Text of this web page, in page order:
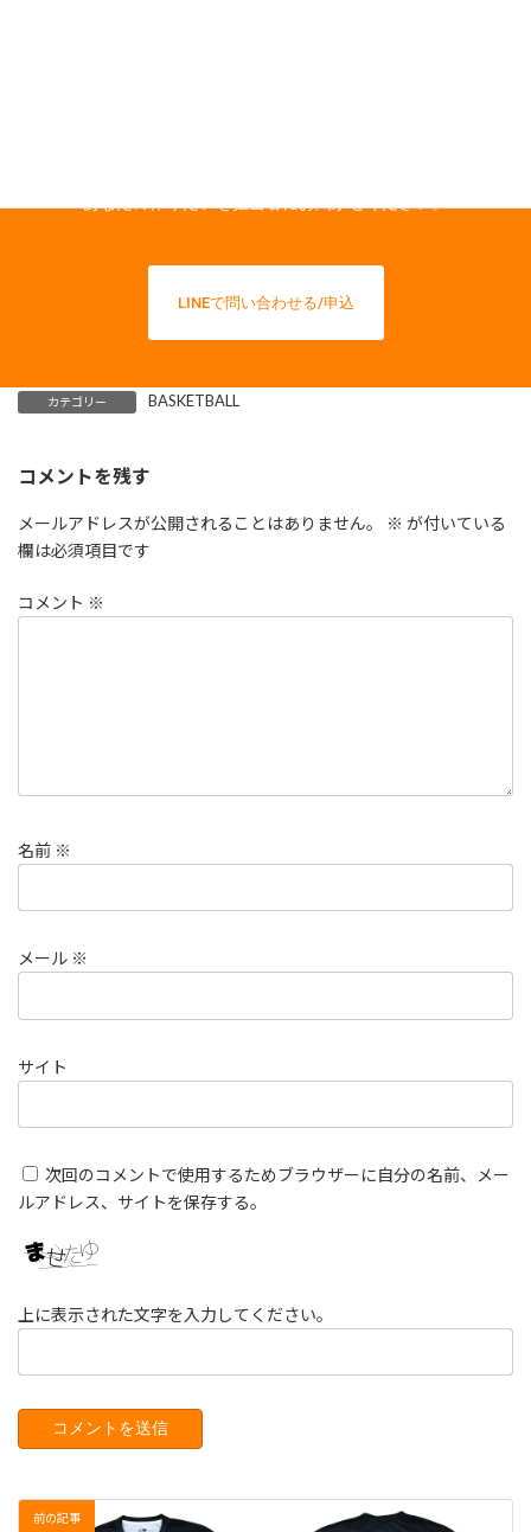
LINEで問い合わせる/申込
カテゴリー BASKETBALL
コメントを残す
メールアドレスが公開されることはありません。 ※ が付いている
欄は必須項目です
コメント ※
名前 ※
メール ※
サイト
次回のコメントで使用するためブラウザーに自分の名前、メー
ルアドレス、サイトを保存する。
上に表示された文字を入力してください。
前の記事